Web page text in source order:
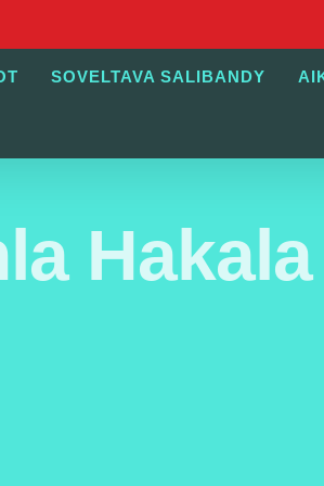
SOVELTAVA SALIBANDY
Hakala